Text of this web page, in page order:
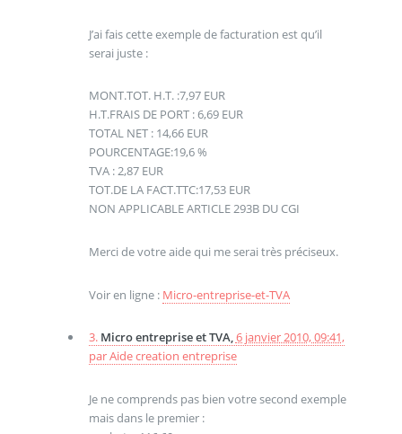
J’ai fais cette exemple de facturation est qu’il
serai juste :
MONT.TOT. H.T. :7,97 EUR
H.T.FRAIS DE PORT : 6,69 EUR
TOTAL NET : 14,66 EUR
POURCENTAGE:19,6 %
TVA : 2,87 EUR
TOT.DE LA FACT.TTC:17,53 EUR
NON APPLICABLE ARTICLE 293B DU CGI
Merci de votre aide qui me serai très préciseux.
Voir en ligne : Micro-entreprise-et-TVA
3. Micro entreprise et TVA,6 janvier 2010, 09:41,
parAide creation entreprise
Je ne comprends pas bien votre second exemple
mais dans le premier :